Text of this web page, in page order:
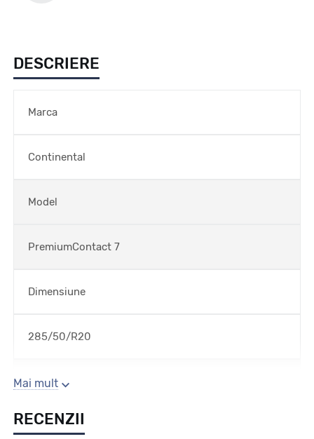
DESCRIERE
Marca
Continental
Model
PremiumContact 7
Dimensiune
285/50/R20
Sezon
Vara
Mai mult
RECENZII